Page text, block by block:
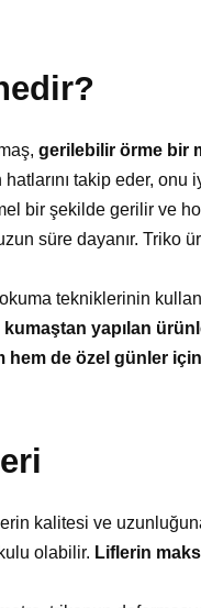
gerilebilir örme bir
takip eder, onu
bir şekilde gerilir ve
süre dayanır. Triko
tekniklerinin
kumaştan yapılan
hem de özel günler
kalitesi ve
olabilir. Liflerin